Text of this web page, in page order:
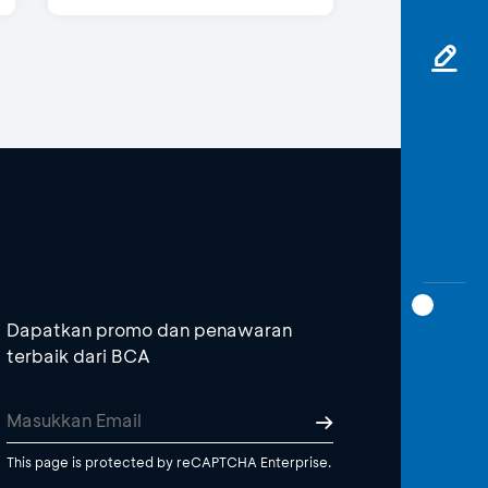
Dapatkan promo dan penawaran
terbaik dari BCA
This page is protected by reCAPTCHA Enterprise.